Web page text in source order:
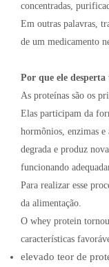
concentradas,
Em outras palavras,
de um medicamento
Por que ele desperta
As proteínas são os
Elas participam da
hormônios, enzimas e
degrada e produz
funcionando
Para realizar esse
da alimentação.
O whey protein
características
elevado teor de